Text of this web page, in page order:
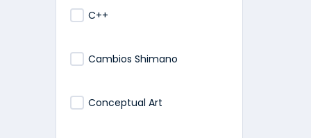
C++
Cambios Shimano
Conceptual Art